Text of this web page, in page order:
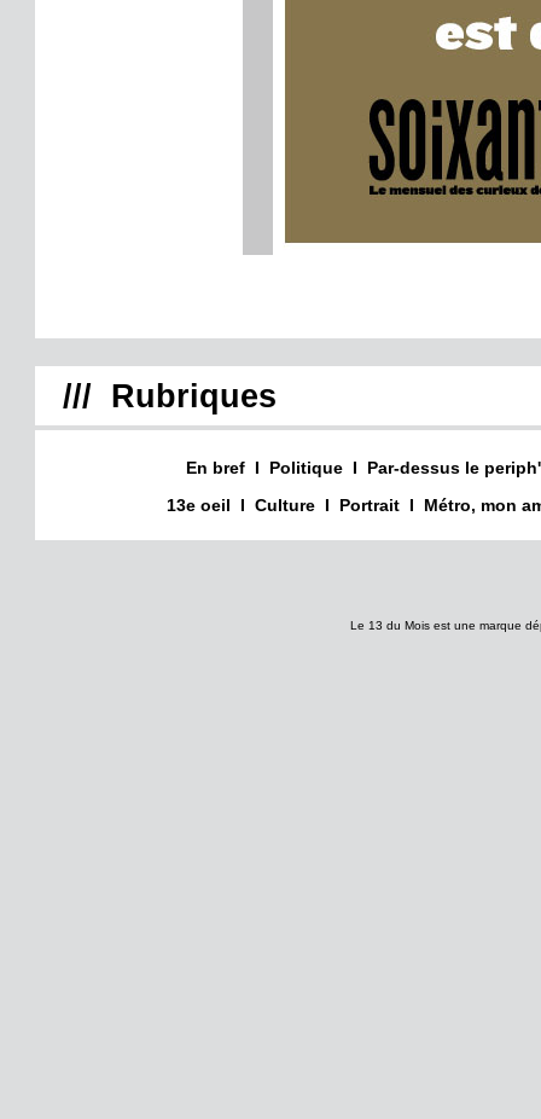
/// Rubriques
En bref I Politique I
Par-dessus le periph'
13e oeil
I Culture I Portrait I Métro, mon
Le 13 du Mois est une marque